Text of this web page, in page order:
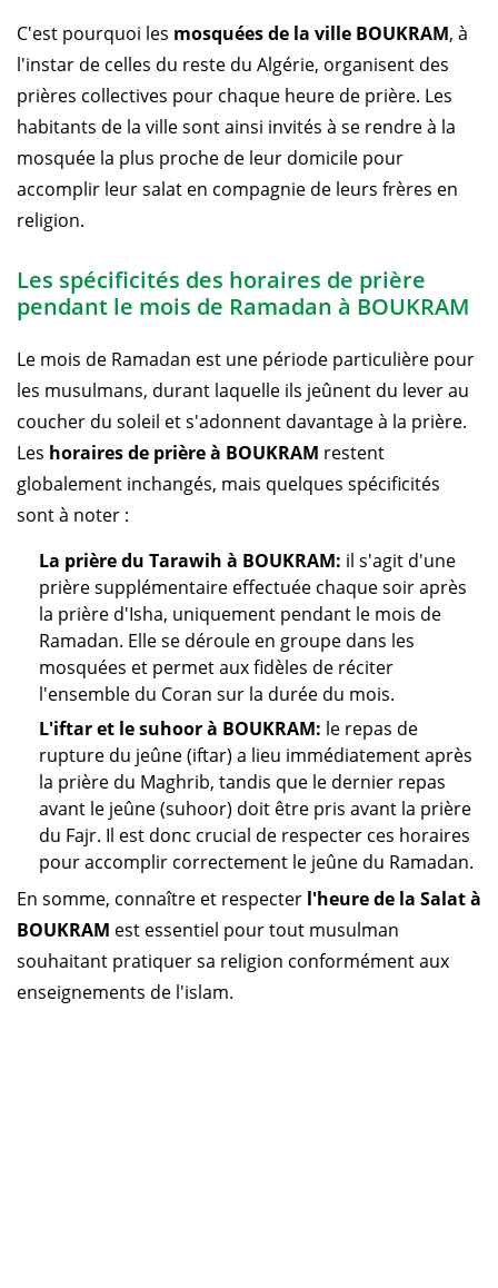
C'est pourquoi les mosquées de la ville BOUKRAM, à
l'instar de celles du reste du Algérie, organisent des
prières collectives pour chaque heure de prière. Les
habitants de la ville sont ainsi invités à se rendre à la
mosquée la plus proche de leur domicile pour
accomplir leur salat en compagnie de leurs frères en
religion.
Les spécificités des horaires de prière
pendant le mois de Ramadan à BOUKRAM
Le mois de Ramadan est une période particulière pour
les musulmans, durant laquelle ils jeûnent du lever au
coucher du soleil et s'adonnent davantage à la prière.
Les horaires de prière à BOUKRAM restent
globalement inchangés, mais quelques spécificités
sont à noter :
La prière du Tarawih à BOUKRAM: il s'agit d'une
prière supplémentaire effectuée chaque soir après
la prière d'Isha, uniquement pendant le mois de
Ramadan. Elle se déroule en groupe dans les
mosquées et permet aux fidèles de réciter
l'ensemble du Coran sur la durée du mois.
L'iftar et le suhoor à BOUKRAM: le repas de
rupture du jeûne (iftar) a lieu immédiatement après
la prière du Maghrib, tandis que le dernier repas
avant le jeûne (suhoor) doit être pris avant la prière
du Fajr. Il est donc crucial de respecter ces horaires
pour accomplir correctement le jeûne du Ramadan.
En somme, connaître et respecter l'heure de la Salat à
BOUKRAM est essentiel pour tout musulman
souhaitant pratiquer sa religion conformément aux
enseignements de l'islam.